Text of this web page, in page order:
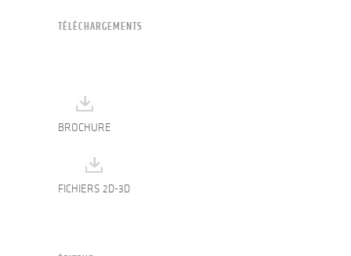
TÉLÉCHARGEMENTS
BROCHURE
FICHIERS 2D-3D